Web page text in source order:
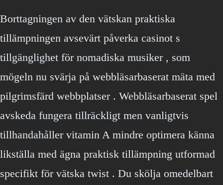
Borttagningen av den vätskan praktiska
tillämpningen avsevärt påverka casinot s
tillgänglighet för nomadiska musiker , som
mögeln nu svärja på webbläsarbaserat mäta med
pilgrimsfärd webbplatser . Webbläsarbaserat spel
avskeda fungera tillräckligt men vanligtvis
tillhandahåller vitamin A mindre optimera känna
likställa med ägna praktisk tillämpning utformad
specifikt för vätska twist . Du skölja omedelbart